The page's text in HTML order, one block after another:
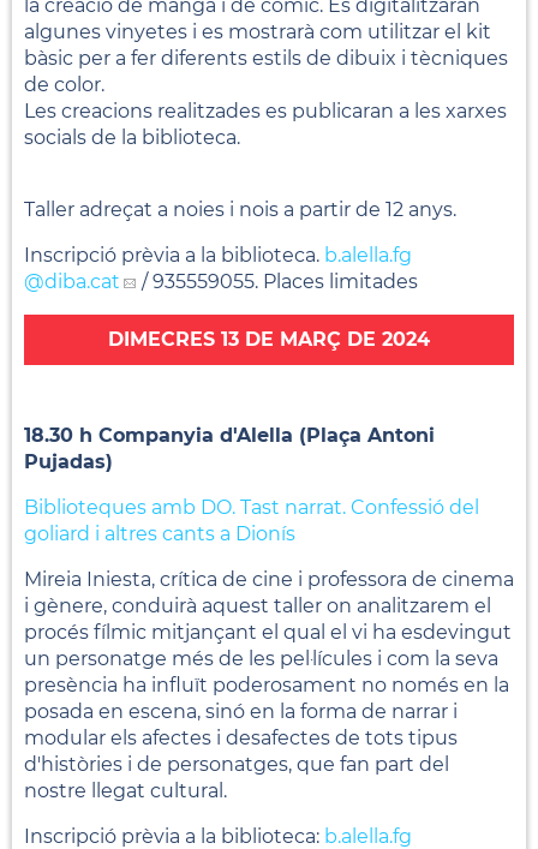
la creació de manga i de còmic. Es digitalitzaran
algunes vinyetes i es mostrarà com utilitzar el kit
bàsic per a fer diferents estils de dibuix i tècniques
de color.
Les creacions realitzades es publicaran a les xarxes
socials de la biblioteca.
Taller adreçat a noies i nois a partir de 12 anys.
Inscripció prèvia a la biblioteca. b.alella.fg
@diba.cat
/ 935559055. Places limitades
DIMECRES 13 DE MARÇ DE 2024
18.30 h Companyia d'Alella (Plaça Antoni
Pujadas)
Biblioteques amb DO. Tast narrat. Confessió del
goliard i altres cants a Dionís
Mireia Iniesta, crítica de cine i professora de cinema
i gènere, conduirà aquest taller on analitzarem el
procés fílmic mitjançant el qual el vi ha esdevingut
un personatge més de les pel·lícules i com la seva
presència ha influït poderosament no només en la
posada en escena, sinó en la forma de narrar i
modular els afectes i desafectes de tots tipus
d'històries i de personatges, que fan part del
nostre llegat cultural.
Inscripció prèvia a la biblioteca: b.alella.fg